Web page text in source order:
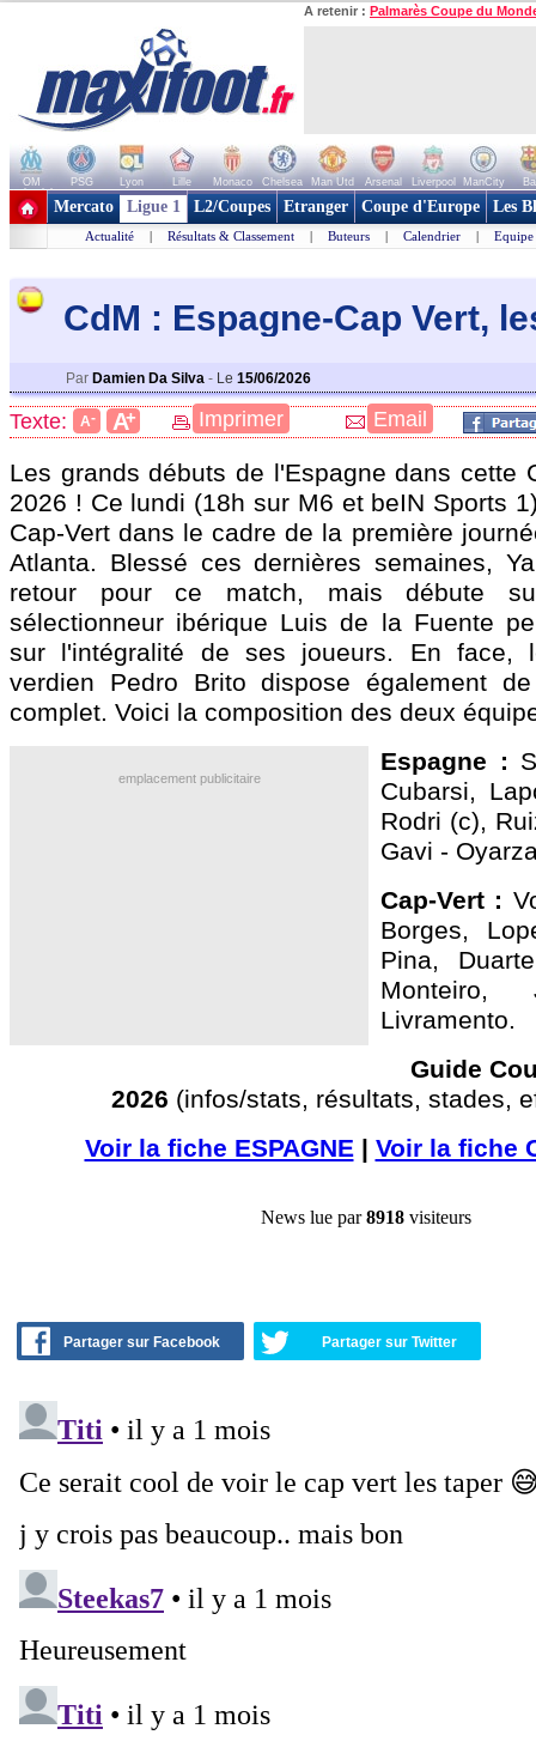
A retenir : Palmarès Coupe du
OM PSG Lyon Lille Monaco Chelsea Man Utd Arsenal Liverpool ManCity
+ de clubs
Mercato Ligue 1 L2/Coupes Etranger Coupe d'Europe Les
Actualité | Résultats & Classement | Buteurs | Calendrier | Equipe
CdM : Espagne-Cap Vert,
Par Damien Da Silva - Le 15/06/2026
Texte: A- A+ Imprimer Email
Les grands débuts de l'Espagne dans cette
2026 ! Ce lundi (18h sur M6 et beIN Sports
Cap-Vert dans le cadre de la première
Atlanta. Blessé ces dernières semaines,
retour pour ce match, mais débute
sélectionneur ibérique Luis de la Fuente
sur l'intégralité de ses joueurs. En face,
verdien Pedro Brito dispose également
complet. Voici la composition des deux
emplacement publicitaire
Espagne :
Cubarsi,
Rodri (c),
Gavi -
Cap-Vert :
Borges,
Pina,
Livramento.
Guide
2026 (infos/stats, résultats, stades,
Voir la fiche ESPAGNE| Voir la fiche
News lue par8918 visiteurs
Partager sur Facebook Partager sur Twitter